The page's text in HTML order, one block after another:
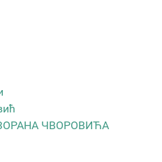
ЧВОРОВИЋА